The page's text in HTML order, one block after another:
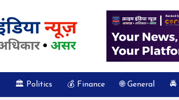
🏛️ Politics 💰 Finance 🌐 General 🚔